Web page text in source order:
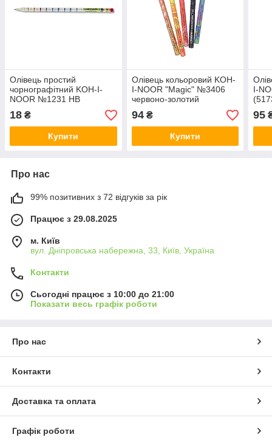
Олівець простий
чорнографітний KOH-I-
NOOR №1231 НВ
"Таблиця множення" з
гумкою
18 ₴
Купити
Олівець кольоровий KOH-
I-NOOR "Magic" №3406
червоно-золотий
94₴
Купити
I-
95
Про нас
99% позитивних з 72 відгуків за рік
Працює з 29.08.2025
м. Київ
вул. Дніпровська набережна, 33, Київ, Україна
Контакти
Сьогодні працює з 10:00 до 21:00
Показати весь графік роботи
Про нас
Контакти
Доставка та оплата
Графік роботи